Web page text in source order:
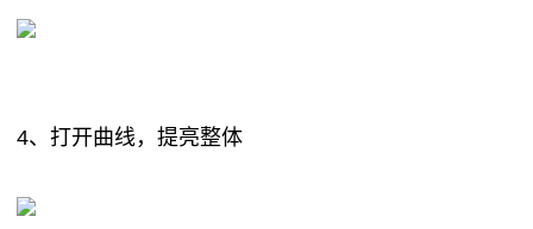
4、打开曲线，提亮整体